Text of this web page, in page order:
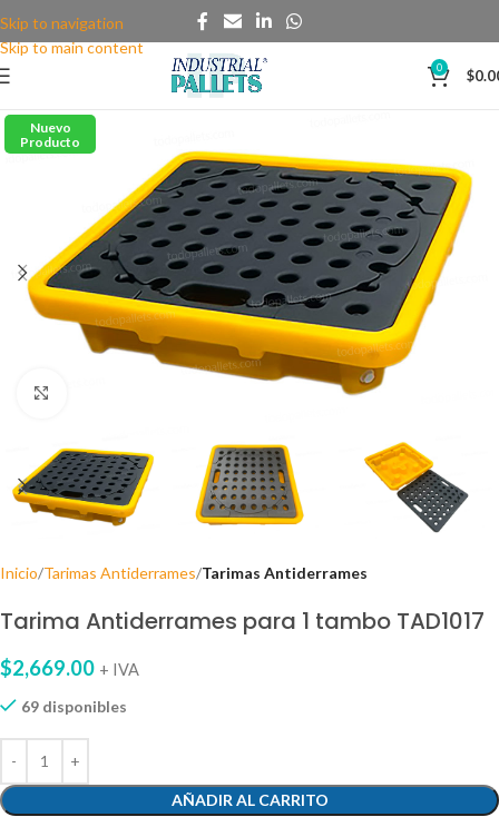
Skip to navigation
Skip to main content
0 $
Nuevo
Producto
Inicio Tarimas Antiderrames Tarimas Antiderrames
Tarima Antiderrames para 1 tambo TAD1017
$2,669.00 + IVA
69 disponibles
AÑADIR AL CARRITO